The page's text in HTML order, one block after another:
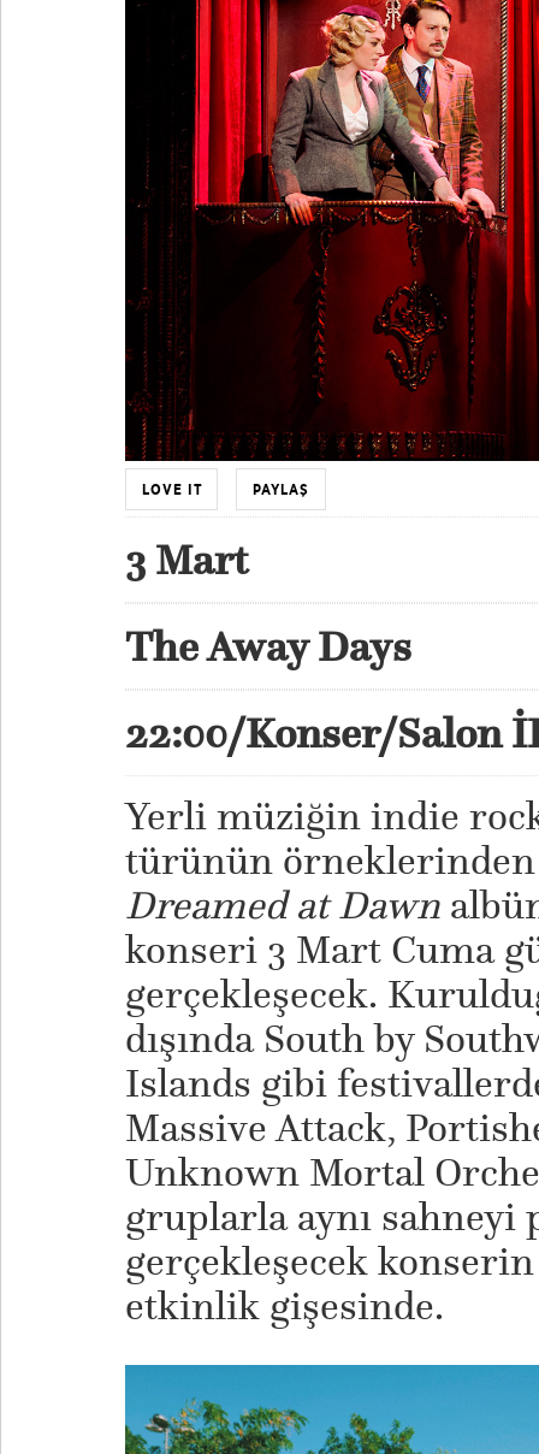
LOVE IT PAYLAŞ
3 Mart
The Away Days
22:00/Konser/Salon
Yerli müziğin indie
türünün örneklerinden
Dreamed at Dawn
konseri 3 Mart Cuma
gerçekleşecek.
dışında South by
Islands gibi
Massive Attack,
Unknown Mortal
gruplarla aynı sahneyi
gerçekleşecek
etkinlik gişesinde.